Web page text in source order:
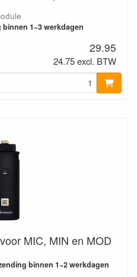
1~3 werkdagen
29.95
24.75 excl. BTW
MIC, MIN en MOD
binnen 1~2 werkdagen